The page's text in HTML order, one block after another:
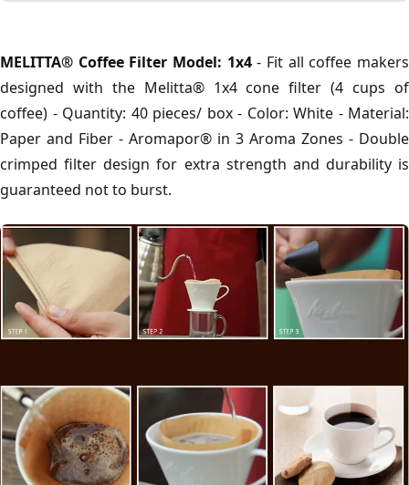
MELITTA® Coffee Filter Model: 1x4- Fit all coffee makers
designed with the Melitta® 1x4 cone filter (4 cups of
coffee) - Quantity: 40 pieces/ box - Color: White - Material:
Paper and Fiber - Aromapor® in 3 Aroma Zones - Double
crimped filter design for extra strength and durability is
guaranteed not to burst.